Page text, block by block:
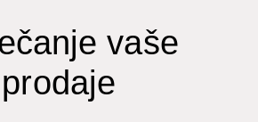
vaše
prodaje